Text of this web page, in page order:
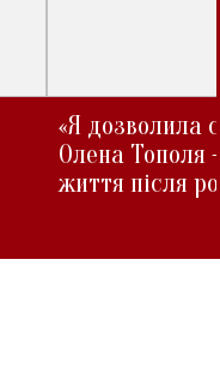
«Я дозволила
Олена Тополя
життя після